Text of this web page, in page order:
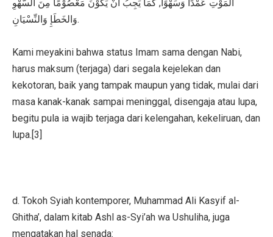
الْمَوْتِ عَمْدًا وَسَهْوًا, كَمَا يَجِبُ أَنْ يَكُوْنَ مَعْصُوْمًا مِنَ السَّهْوِ
وَالخَطَإِ وَالنِّسْيَانِ.
Kami meyakini bahwa status Imam sama dengan Nabi,
harus maksum (terjaga) dari segala kejelekan dan
kekotoran, baik yang tampak maupun yang tidak, mulai dari
masa kanak-kanak sampai meninggal, disengaja atau lupa,
begitu pula ia wajib terjaga dari kelengahan, kekeliruan, dan
lupa.[3]
d. Tokoh Syiah kontemporer, Muhammad Ali Kasyif al-
Ghitha’, dalam kitab Ashl as-Syi’ah wa Ushuliha, juga
mengatakan hal senada: